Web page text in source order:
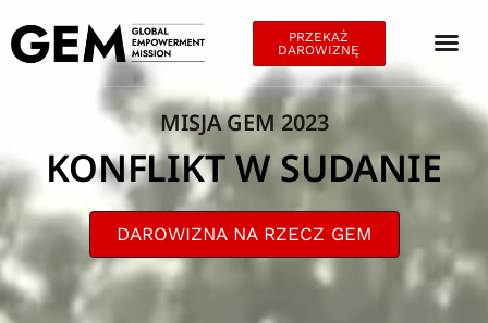
PRZEKAŻ
DAROWIZNĘ
MISJA GEM 2023
KONFLIKT W SUDANIE
DAROWIZNA NA RZECZ GEM